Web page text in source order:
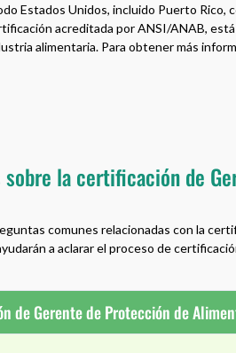
Estados Unidos, incluido Puerto Rico,
acreditada por ANSI/ANAB,
alimentaria. Para obtener más
la certificación de
comunes relacionadas con la
a aclarar el proceso de
de Gerente de Protección de